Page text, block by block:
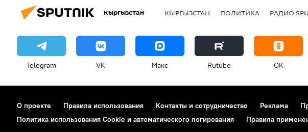
Кыргызстан КЫРГЫЗСТАН ПОЛИТИКА РАДИО
Telegram VK Макс Rutube OK
О проекте Правила использования Контакты и сотрудничество Реклама
Политика использования Cookie и автоматического логирования
Правила